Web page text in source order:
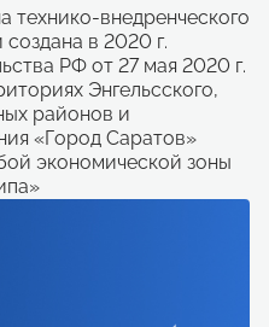
технико-внедренческого
в 2020 г.
РФ от 27 мая 2020 г.
Энгельсского,
районов и
«Город Саратов»
экономической зоны